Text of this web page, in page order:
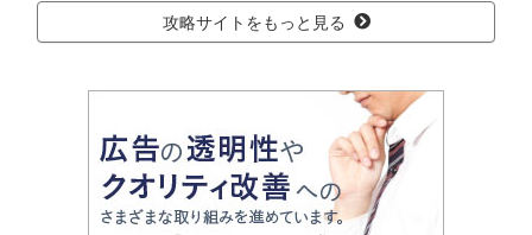
攻略サイトをもっと見る